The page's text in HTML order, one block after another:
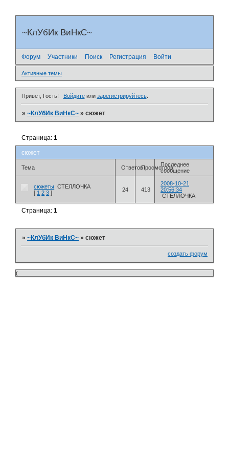
~КлУбИк ВиНкС~
Форум Участники Поиск Регистрация Войти
Активные темы
Привет, Гость! Войдитеили зарегистрируйтесь.
»~КлУбИк ВиНкС~ »сюжет
сюжет
Страница:1
Тема ОтветовПросмотровПоследнее
сообщение
сюжеты СТЕЛЛОЧКА
[ 1 2 3 ] 24 413
2008-10-21
20:56:34
СТЕЛЛОЧКА
Страница:1
»~КлУбИк ВиНкС~ »сюжет
создать форум
(